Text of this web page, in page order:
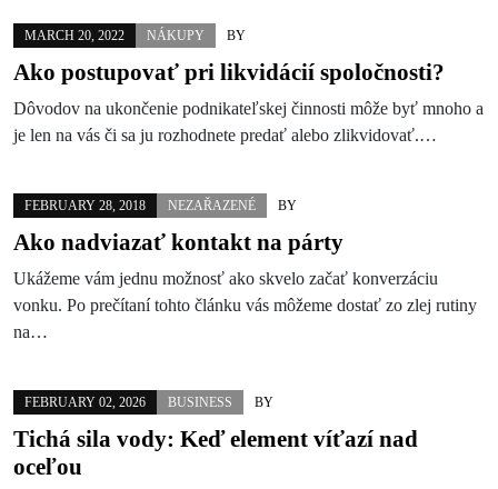
MARCH 20, 2022 NÁKUPY BY
Ako postupovať pri likvidácií spoločnosti?
Dôvodov na ukončenie podnikateľskej činnosti môže byť mnoho a
je len na vás či sa ju rozhodnete predať alebo zlikvidovať.…
FEBRUARY 28, 2018 NEZAŘAZENÉ BY
Ako nadviazať kontakt na párty
Ukážeme vám jednu možnosť ako skvelo začať konverzáciu
vonku. Po prečítaní tohto článku vás môžeme dostať zo zlej rutiny
na…
FEBRUARY 02, 2026 BUSINESS BY
Tichá sila vody: Keď element víťazí nad
oceľou